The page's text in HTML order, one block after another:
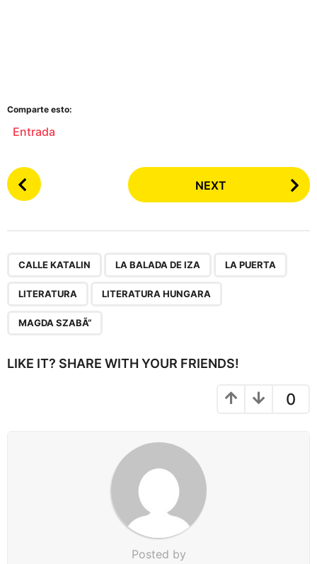
Comparte esto:
Entrada
P
o
t
NEXT
CALLE KATALIN LA BALADA DE IZA LA PUERTA
LITERATURA LITERATURA HUNGARA
MAGDA SZABÃ“
LIKE IT? SHARE WITH YOUR FRIENDS!
0
Posted by